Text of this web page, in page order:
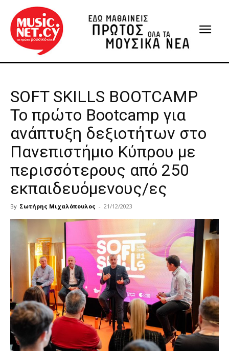
SOFT SKILLS BOOTCAMP
Το πρώτο Bootcamp για
ανάπτυξη δεξιοτήτων στο
Πανεπιστήμιο Κύπρου με
περισσότερους από 250
εκπαιδευόμενους/ες
By Σωτήρης Μιχαλόπουλος - 21/12/2023